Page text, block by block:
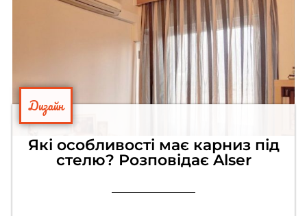
Дизайн
Які особливості має карниз під
стелю? Розповідає Alser